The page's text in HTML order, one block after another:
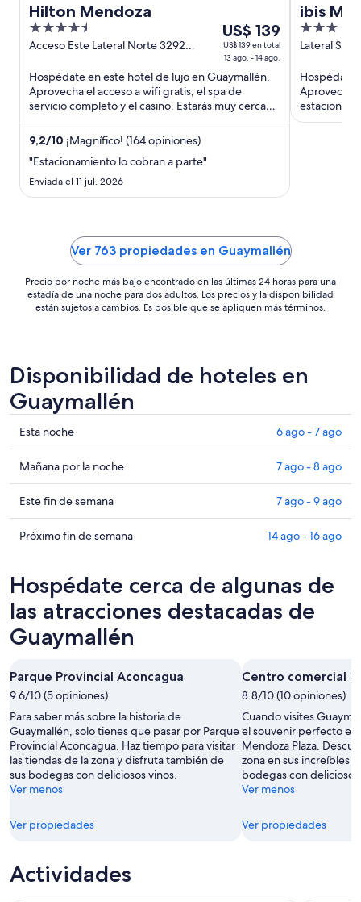
Hilton Mendoza
4.5
out
5
Acceso Este Lateral Norte 3292
Del
13
ago
al
14
ago,
es
US$ 139
US$ 139 en total
13 ago. - 14 ago.
Hospédate en este hotel de lujo en Guaymallén.
Aprovecha el acceso a wifi gratis, el spa de
servicio completo y el casino. Estarás muy cerca
de atracciones como ...
9,2/10 ¡Magnífico! (164 opiniones)
"Estacionamiento lo cobran a parte"
Enviada el 11 jul. 2026
ibis
3
out
5
Lateral Sur
Hospédate
Aprovecha
cerca de
Ver 763 propiedades en Guaymallén
Precio por noche más bajo encontrado en las últimas 24 horas para una
estadía de una noche para dos adultos. Los precios y la disponibilidad
están sujetos a cambios. Es posible que se apliquen más términos.
Disponibilidad de hoteles en
Guaymallén
Ver
precios
de
propiedades
en
Guaymallén
para
6
-
7
Esta noche 6 ago - 7 ago
Ver
precios
de
propiedades
en
mañana
la
noche,
-
8
ago
Mañana por la noche 7 ago - 8 ago
Ver
precios
de
Guaymallén
este
fin
semana,
7
ago
-
9
ago
Este fin de semana 7 ago - 9 ago
Ver
propiedades
en
Guaymallén
para
próximo
fin
de
semana,
14
ago
-
16
Próximo fin de semana 14 ago - 16 ago
Hospédate cerca de algunas de
las atracciones destacadas de
Guaymallén
Parque Provincial Aconcagua
9.6/10 (5 opiniones)
Para saber más sobre la historia de
Guaymallén, solo tienes que pasar por Parque
Provincial Aconcagua. Haz tiempo para visitar
las tiendas de la zona y disfruta también de
sus bodegas con deliciosos vinos.
Ver menos
Ver propiedades
Centro comercial
8.8/10 (10 opiniones)
Cuando visites
el souvenir perfecto en
Mendoza Plaza.
zona en sus increíbles
bodegas con
Ver menos
Ver propiedades
Actividades